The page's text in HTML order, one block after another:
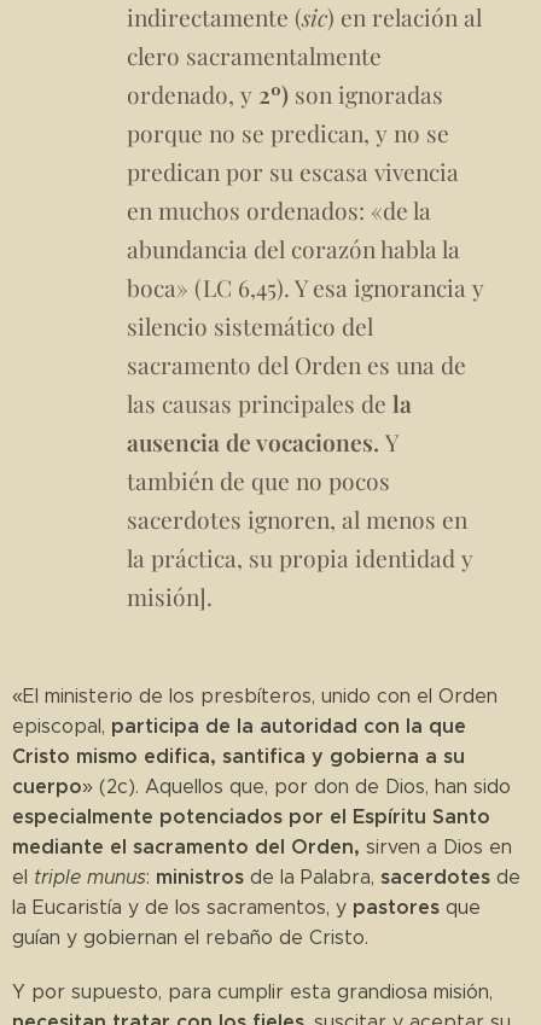
indirectamente (sic) en relación al
clero sacramentalmente
ordenado, y 2º) son ignoradas
porque no se predican, y no se
predican por su escasa vivencia
en muchos ordenados: «de la
abundancia del corazón habla la
boca» (LC 6,45). Y esa ignorancia y
silencio sistemático del
sacramento del Orden es una de
las causas principales de la
ausencia de vocaciones. Y
también de que no pocos
sacerdotes ignoren, al menos en
la práctica, su propia identidad y
misión].
«El ministerio de los presbíteros, unido con el Orden
episcopal, participa de la autoridad con la que
Cristo mismo edifica, santifica y gobierna a su
cuerpo» (2c). Aquellos que, por don de Dios, han sido
especialmente potenciados por el Espíritu Santo
mediante el sacramento del Orden, sirven a Dios en
el triple munus: ministros de la Palabra, sacerdotes de
la Eucaristía y de los sacramentos, y pastores que
guían y gobiernan el rebaño de Cristo.
Y por supuesto, para cumplir esta grandiosa misión,